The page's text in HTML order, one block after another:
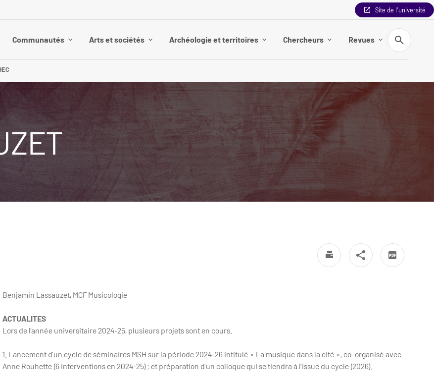
Site de l'université
Communautés Arts et sociétés Archéologie et territoires Chercheurs Revues
Recherche
Benjamin Lassauzet, MCF Musicologie
ACTUALITES
Lors de l’année universitaire 2024-25, plusieurs projets sont en cours.
1. Lancement d’un cycle de séminaires MSH sur la période 2024-26 intitulé « La musique dans la cité », co-organisé avec
Anne Rouhette (6 interventions en 2024-25) ; et préparation d’un colloque qui se tiendra à l’issue du cycle (2026).